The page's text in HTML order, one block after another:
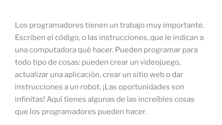
Los programadores tienen un trabajo muy importante.
Escriben el código, o las instrucciones, que le indican a
una computadora qué hacer. Pueden programar para
todo tipo de cosas: pueden crear un videojuego,
actualizar una aplicación, crear un sitio web o dar
instrucciones a un robot. ¡Las oportunidades son
infinitas! Aquí tienes algunas de las increíbles cosas
que los programadores pueden hacer.